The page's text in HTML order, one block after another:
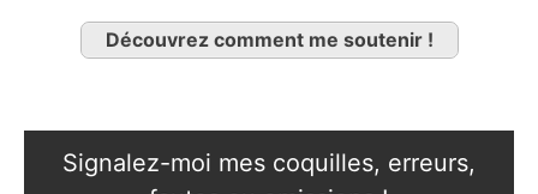
Découvrez comment me soutenir !
Signalez-moi mes coquilles, erreurs,